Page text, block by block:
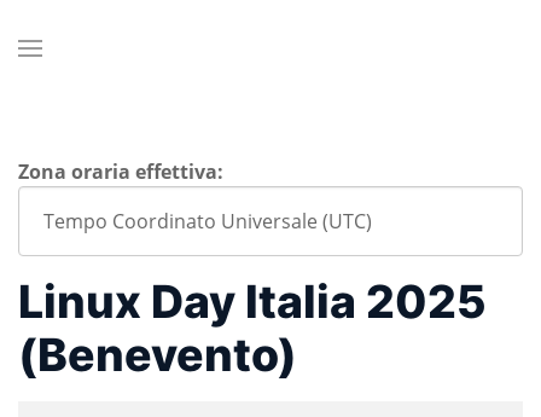
Zona oraria effettiva:
Linux Day Italia 2025
(Benevento)